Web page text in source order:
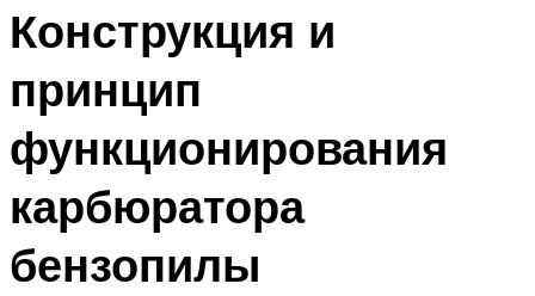
Конструкция и
принцип
функционирования
карбюратора
бензопилы